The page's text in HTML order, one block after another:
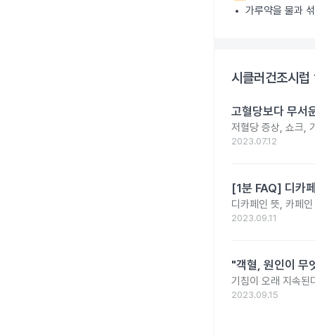
가루약을 물과
시클러건조시
고혈당보다 무서
저혈당 증상, 쇼크,
2023.07.12
[1분 FAQ] 디카
디카페인 뜻, 카페
2023.09.11
"객혈, 원인이 무
기침이 오래 지속된
2023.09.15